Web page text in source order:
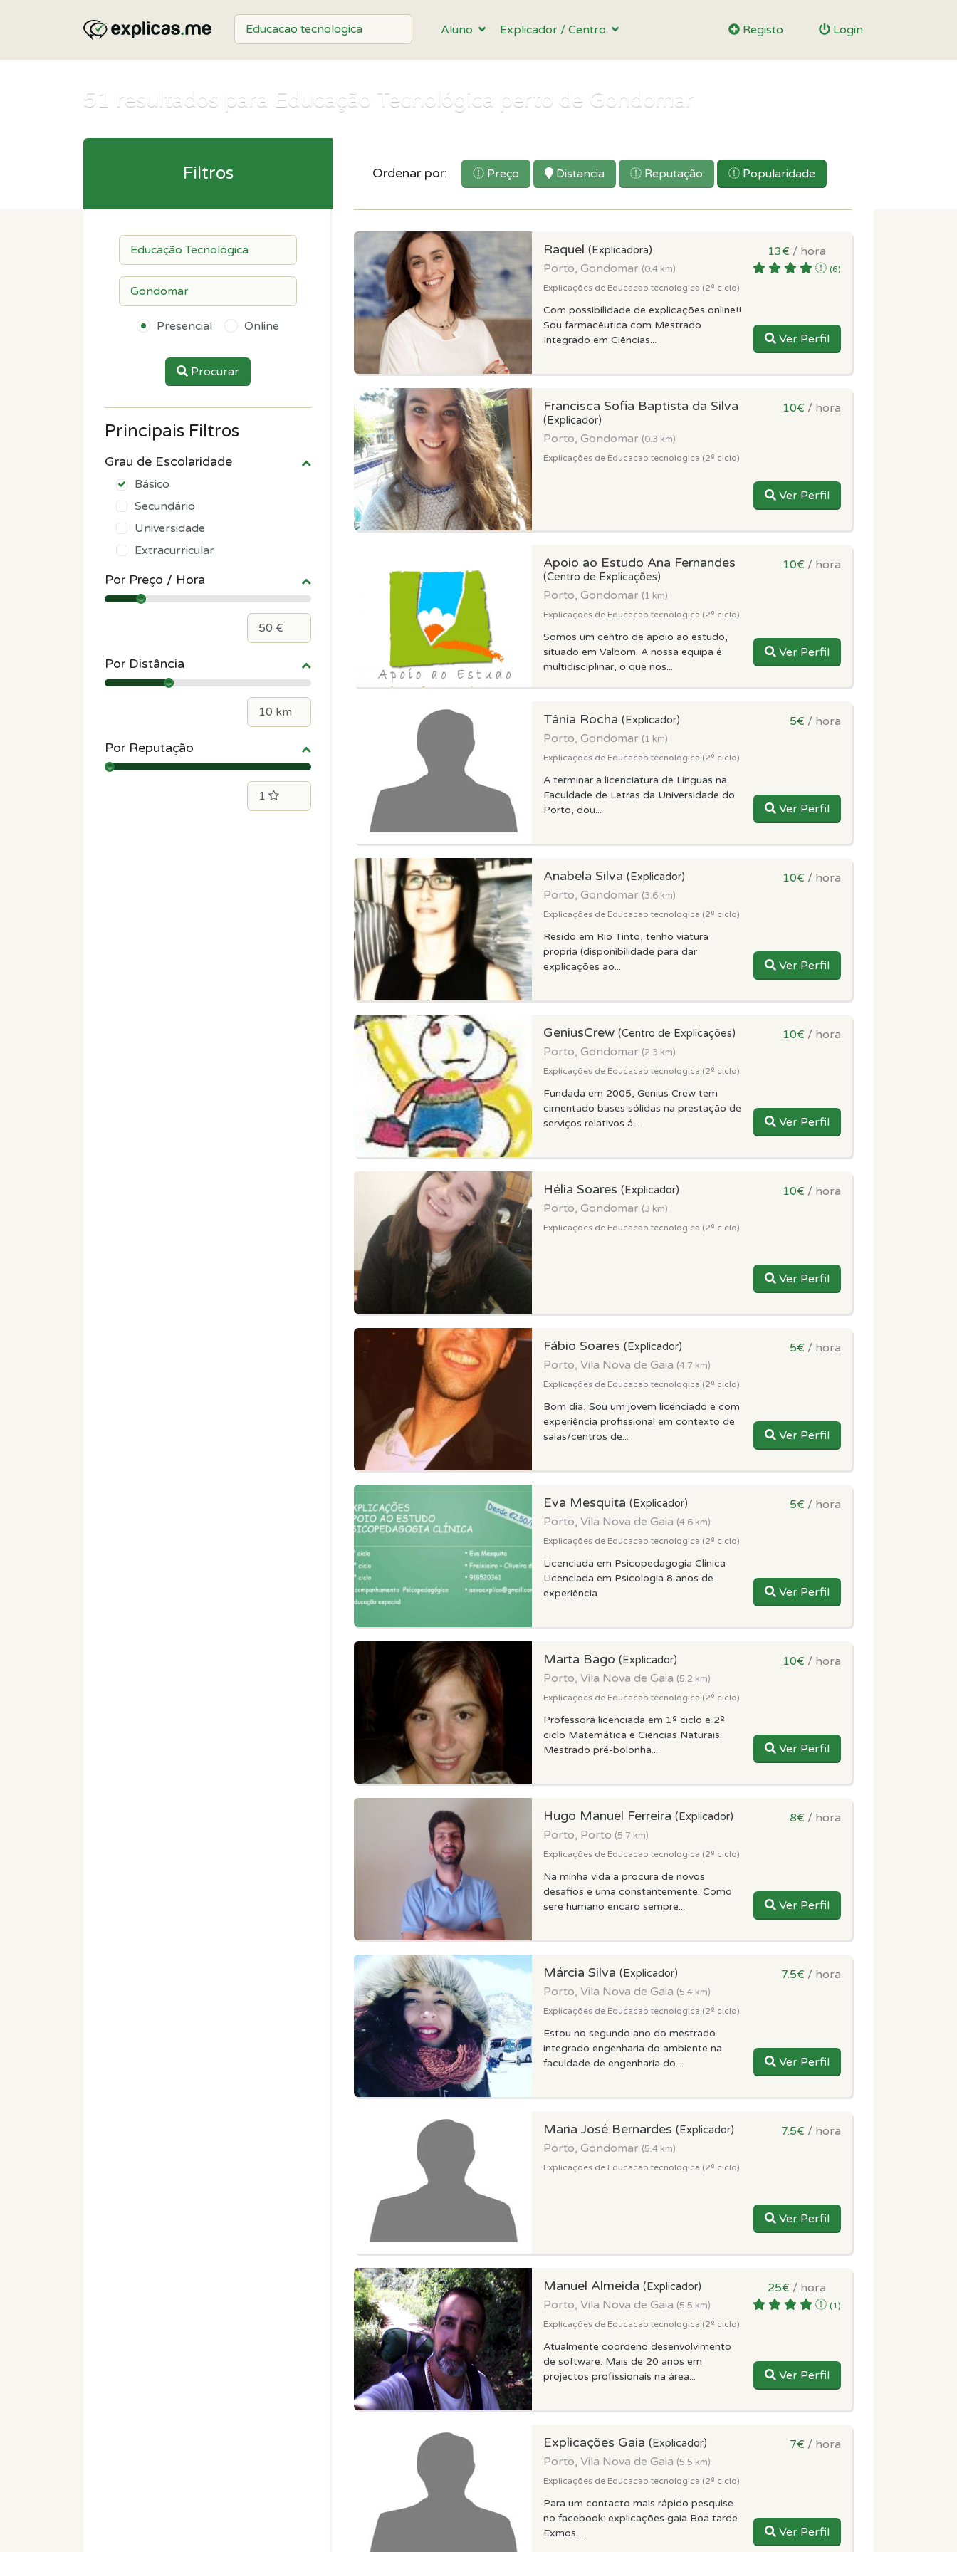
Aluno Explicador / Centro Registo Login
51 resultados para Educação Tecnológica perto de Gondomar
Ordenar por: Preço Distancia Reputação Popularidade
Raquel (Explicadora)
Porto, Gondomar (0.4 km)
Explicações de Educacao tecnologica (2º ciclo)
Com possibilidade de explicações online!!
Sou farmacêutica com Mestrado
Integrado em Ciências...
13€ / hora
(6)
Ver Perfil
Francisca Sofia Baptista da Silva
(Explicador)
Porto, Gondomar (0.3 km)
Explicações de Educacao tecnologica (2º ciclo)
10€ / hora
Ver Perfil
Apoio ao Estudo Ana Fernandes
(Centro de Explicações)
Porto, Gondomar (1 km)
Explicações de Educacao tecnologica (2º ciclo)
Somos um centro de apoio ao estudo,
situado em Valbom. A nossa equipa é
multidisciplinar, o que nos...
10€ / hora
Ver Perfil
Tânia Rocha (Explicador)
Porto, Gondomar (1 km)
Explicações de Educacao tecnologica (2º ciclo)
A terminar a licenciatura de Línguas na
Faculdade de Letras da Universidade do
Porto, dou...
5€ / hora
Ver Perfil
Anabela Silva (Explicador)
Porto, Gondomar (3.6 km)
Explicações de Educacao tecnologica (2º ciclo)
Resido em Rio Tinto, tenho viatura
propria (disponibilidade para dar
explicações ao...
10€ / hora
Ver Perfil
GeniusCrew (Centro de Explicações)
Porto, Gondomar (2.3 km)
Explicações de Educacao tecnologica (2º ciclo)
Fundada em 2005, Genius Crew tem
cimentado bases sólidas na prestação de
serviços relativos á...
10€ / hora
Ver Perfil
Hélia Soares (Explicador)
Porto, Gondomar (3 km)
Explicações de Educacao tecnologica (2º ciclo)
10€ / hora
Ver Perfil
Fábio Soares (Explicador)
Porto, Vila Nova de Gaia (4.7 km)
Explicações de Educacao tecnologica (2º ciclo)
Bom dia, Sou um jovem licenciado e com
experiência profissional em contexto de
salas/centros de...
5€ / hora
Ver Perfil
Eva Mesquita (Explicador)
Porto, Vila Nova de Gaia (4.6 km)
Explicações de Educacao tecnologica (2º ciclo)
Licenciada em Psicopedagogia Clínica
Licenciada em Psicologia 8 anos de
experiência
5€ / hora
Ver Perfil
Marta Bago (Explicador)
Porto, Vila Nova de Gaia (5.2 km)
Explicações de Educacao tecnologica (2º ciclo)
Professora licenciada em 1º ciclo e 2º
ciclo Matemática e Ciências Naturais.
Mestrado pré-bolonha...
10€ / hora
Ver Perfil
Hugo Manuel Ferreira (Explicador)
Porto, Porto (5.7 km)
Explicações de Educacao tecnologica (2º ciclo)
Na minha vida a procura de novos
desafios e uma constantemente. Como
sere humano encaro sempre...
8€ / hora
Ver Perfil
Márcia Silva (Explicador)
Porto, Vila Nova de Gaia (5.4 km)
Explicações de Educacao tecnologica (2º ciclo)
Estou no segundo ano do mestrado
integrado engenharia do ambiente na
faculdade de engenharia do...
7.5€ / hora
Ver Perfil
Maria José Bernardes (Explicador)
Porto, Gondomar (5.4 km)
Explicações de Educacao tecnologica (2º ciclo)
7.5€ / hora
Ver Perfil
Manuel Almeida (Explicador)
Porto, Vila Nova de Gaia (5.5 km)
Explicações de Educacao tecnologica (2º ciclo)
Atualmente coordeno desenvolvimento
de software. Mais de 20 anos em
projectos profissionais na área...
25€ / hora
(1)
Ver Perfil
Explicações Gaia (Explicador)
Porto, Vila Nova de Gaia (5.5 km)
Explicações de Educacao tecnologica (2º ciclo)
Para um contacto mais rápido pesquise
no facebook: explicações gaia Boa tarde
Exmos....
7€ / hora
Ver Perfil
Filtros
Presencial Online
Procurar
Principais Filtros
Grau de Escolaridade
Básico
Secundário
Universidade
Extracurricular
Por Preço / Hora
Por Distância
Por Reputação